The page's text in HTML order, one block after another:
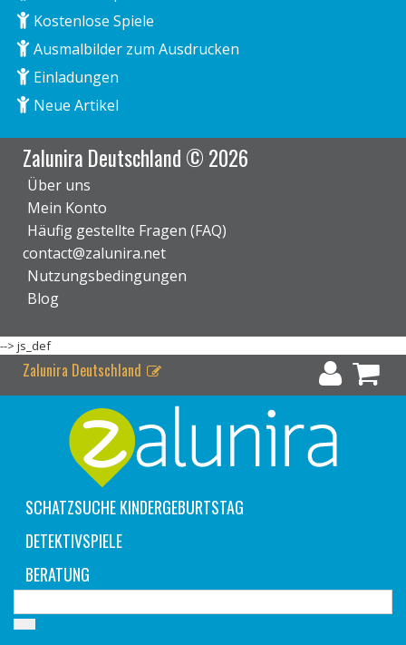
Kostenlose Spiele
Ausmalbilder zum Ausdrucken
Einladungen
Neue Artikel
Zalunira Deutschland © 2026
Über uns
Mein Konto
Häufig gestellte Fragen (FAQ)
contact@zalunira.net
Nutzungsbedingungen
Blog
--> js_def
Zalunira Deutschland
SCHATZSUCHE KINDERGEBURTSTAG
DETEKTIVSPIELE
BERATUNG